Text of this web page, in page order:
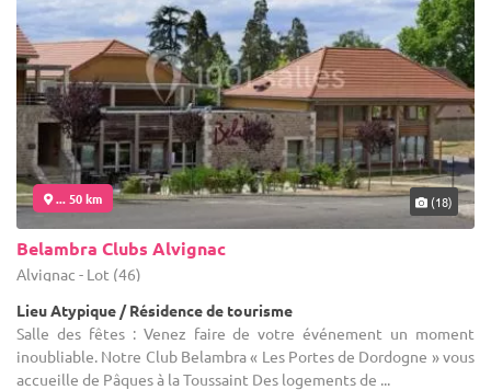
... 50 km (18)
Belambra Clubs Alvignac
Alvignac - Lot (46)
Lieu Atypique / Résidence de tourisme
Salle des fêtes : Venez faire de votre événement un moment
inoubliable. Notre Club Belambra « Les Portes de Dordogne » vous
accueille de Pâques à la Toussaint Des logements de ...